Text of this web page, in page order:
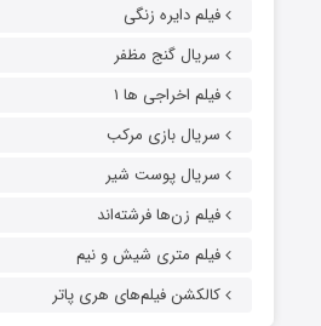
فیلم دایره زنگی
سریال گنج مظفر
فیلم اخراجی ها ۱
سریال بازی مرکب
سریال پوست شیر
فیلم زن‌ها فرشته‌اند
فیلم متری شیش و نیم
کالکشن فیلم‌های هری پاتر